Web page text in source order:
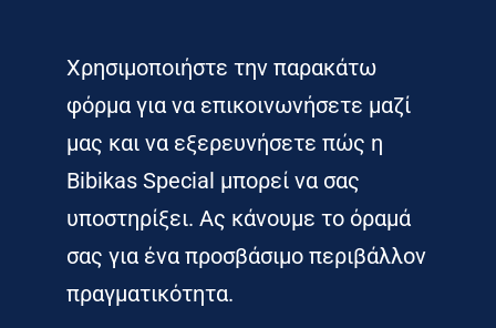
Χρησιμοποιήστε την παρακάτω
φόρμα για να επικοινωνήσετε μαζί
μας και να εξερευνήσετε πώς η
Bibikas Special μπορεί να σας
υποστηρίξει. Ας κάνουμε το όραμά
σας για ένα προσβάσιμο περιβάλλον
πραγματικότητα.